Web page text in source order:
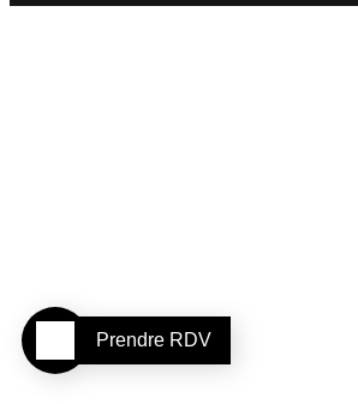
Prendre RDV